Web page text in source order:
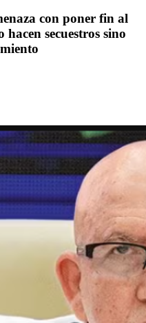
con poner fin al
hacen secuestros sino